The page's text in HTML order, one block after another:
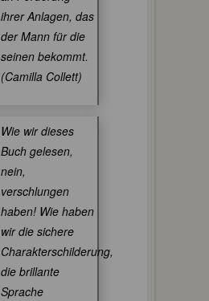
ihrer Anlagen, das
der Mann für die
seinen bekommt.
(Camilla Collett)
Wie wir dieses
Buch gelesen,
nein,
verschlungen
haben! Wie haben
wir die sichere
Charakterschilderung,
die brillante
Sprache